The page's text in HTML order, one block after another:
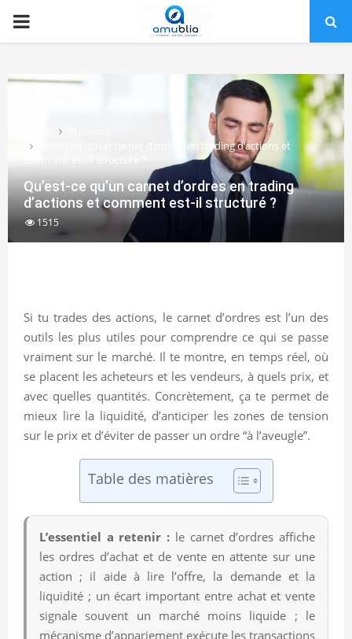
PRIMARY
Qu’est-ce qu’un carnet d’ordres en trading d’actions et
comment est-il structuré ?
Qu’est-ce qu’un carnet d’ordres en trading
d’actions et comment est-il structuré ?
1515
Si tu trades des actions, le carnet d’ordres est l’un des
outils les plus utiles pour comprendre ce qui se passe
vraiment sur le marché. Il te montre, en temps réel, où
se placent les acheteurs et les vendeurs, à quels prix, et
avec quelles quantités. Concrètement, ça te permet de
mieux lire la liquidité, d’anticiper les zones de tension
sur le prix et d’éviter de passer un ordre “à l’aveugle”.
Table des matières
L’essentiel a retenir : le carnet d’ordres affiche
les ordres d’achat et de vente en attente sur une
action ; il aide à lire l’offre, la demande et la
liquidité ; un écart important entre achat et vente
signale souvent un marché moins liquide ; le
mécanisme d’appariement exécute les transactions